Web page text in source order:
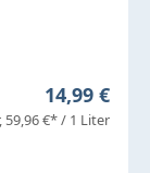
Regulärer
14,99 €
59,96 €* / 1 Liter